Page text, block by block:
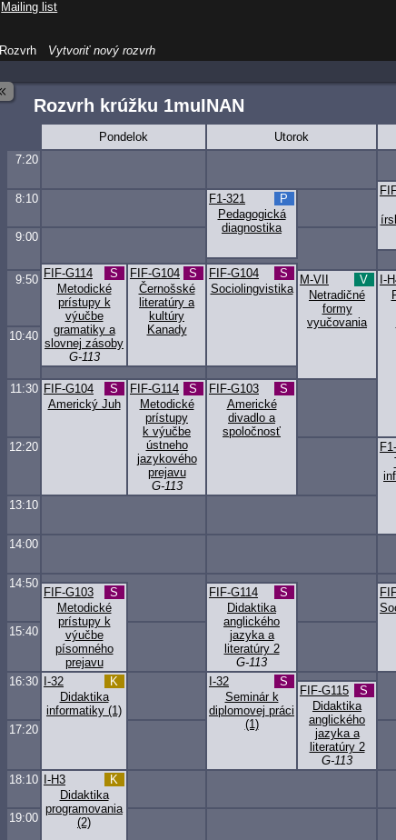
Rozvrh krúžku 1muINAN
Pondelok Utorok
7:20
8:10
Pedagogická
diagnostika
F1-321
P
9:00
Metodické
prístupy k
výučbe
gramatiky a
slovnej zásoby
FIF-G114 S
G-113
Černošské
literatúry a
kultúry
Kanady
FIF-G104
S
Sociolingvistika
FIF-G104
S
9:50
Netradičné
formy
vyučovania
M-VII
V
I-
10:40
11:30
Americký Juh
FIF-G104
S
Metodické
prístupy
k výučbe
ústneho
jazykového
prejavu
FIF-G114 S
G-113
Americké
divadlo a
spoločnosť
FIF-G103
S
12:20
13:10
14:00
14:50
Metodické
prístupy k
výučbe
písomného
prejavu
FIF-G103
S
Didaktika
anglického
jazyka a
literatúry 2
FIF-G114 S
G-113
15:40
16:30
Didaktika
informatiky (1)
I-32
K
Seminár k
diplomovej práci
(1)
I-32
S
Didaktika
anglického
jazyka a
literatúry 2
FIF-G115 S
G-113
17:20
18:10
Didaktika
programovania
(2)
I-H3
K
19:00
Rozvrh
Vytvoriť nový rozvrh
Mailing list